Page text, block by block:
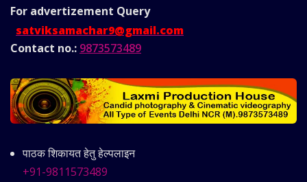
For advertizement Query
satviksamachar9@gmail.com
Contact no.: 9873573489
पाठक शिकायत हेतु हेल्पलाइन
+91-9811573489